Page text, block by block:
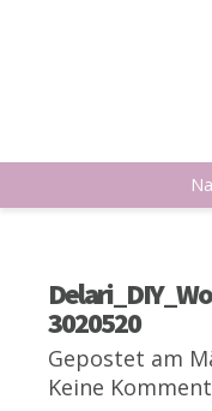
3020520
Gepostet am
Keine